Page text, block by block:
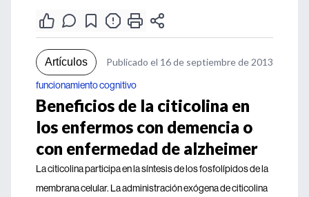
Artículos Publicado el 16 de septiembre de 2013
funcionamiento cognitivo
Beneficios de la citicolina en
los enfermos con demencia o
con enfermedad de alzheimer
La citicolina participa en la síntesis de los fosfolípidos de la
membrana celular. La administración exógena de citicolina